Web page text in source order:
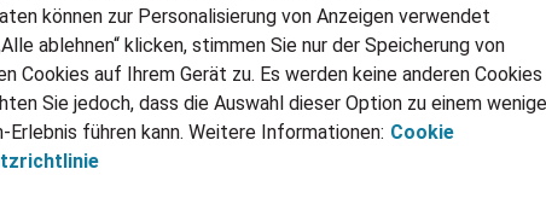
können zur Personalisierung von Anzeigen verwendet
ablehnen“ klicken, stimmen Sie nur der Speicherung von
Cookies auf Ihrem Gerät zu. Es werden keine anderen Cookies
Sie jedoch, dass die Auswahl dieser Option zu einem
führen kann. Weitere Informationen: Cookie